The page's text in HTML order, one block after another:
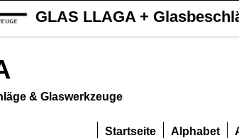
GLAS LLAGA +
& Glaswerkzeuge
Startseite Alphabet